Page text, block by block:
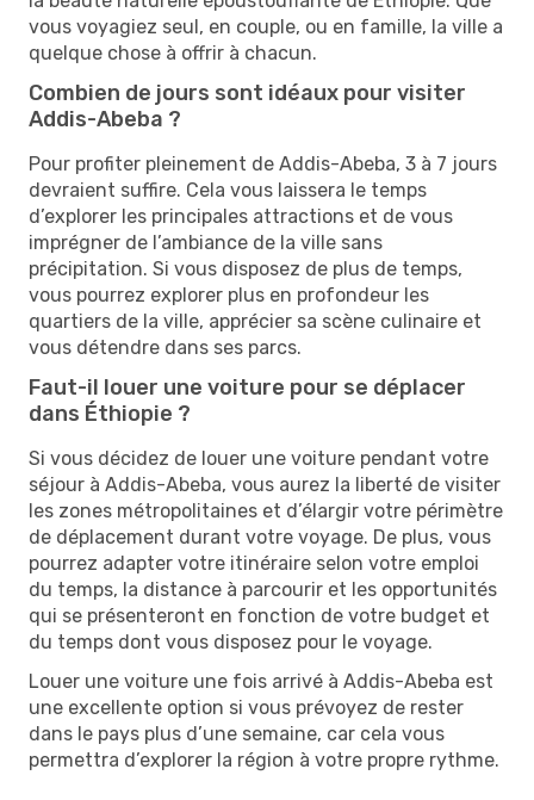
vous voyagiez seul, en couple, ou en famille, la ville a
quelque chose à offrir à chacun.
Combien de jours sont idéaux pour visiter
Addis-Abeba ?
Pour profiter pleinement de Addis-Abeba, 3 à 7 jours
devraient suffire. Cela vous laissera le temps
d’explorer les principales attractions et de vous
imprégner de l’ambiance de la ville sans
précipitation. Si vous disposez de plus de temps,
vous pourrez explorer plus en profondeur les
quartiers de la ville, apprécier sa scène culinaire et
vous détendre dans ses parcs.
Faut-il louer une voiture pour se déplacer
dans Éthiopie ?
Si vous décidez de louer une voiture pendant votre
séjour à Addis-Abeba, vous aurez la liberté de visiter
les zones métropolitaines et d’élargir votre périmètre
de déplacement durant votre voyage. De plus, vous
pourrez adapter votre itinéraire selon votre emploi
du temps, la distance à parcourir et les opportunités
qui se présenteront en fonction de votre budget et
du temps dont vous disposez pour le voyage.
Louer une voiture une fois arrivé à Addis-Abeba est
une excellente option si vous prévoyez de rester
dans le pays plus d’une semaine, car cela vous
permettra d’explorer la région à votre propre rythme.